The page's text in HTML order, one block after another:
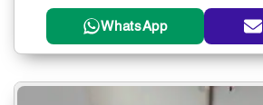
WhatsApp